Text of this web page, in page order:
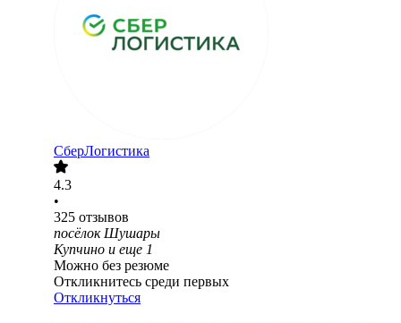
СберЛогистика
4.3
•
325 отзывов
посёлок Шушары
Купчино и еще 1
Можно без резюме
Откликнитесь среди первых
Откликнуться